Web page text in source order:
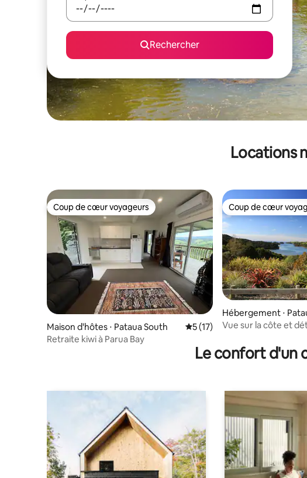
Rechercher
Locations
Coup de cœur voyageurs
Coup de cœur voyageurs
Maison d'hôtes ⋅ Pataua South Évaluation moyenne sur la
5 (17)
Retraite kiwi à Parua Bay
Coup de cœur
Coup de cœur
Hébergement ⋅
Vue sur la côte et
Le confort d'un